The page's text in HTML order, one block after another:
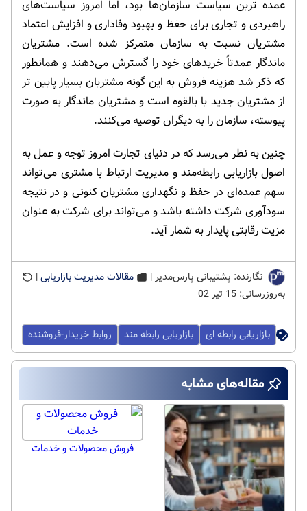
عمده ترین سیاست سازمان‌ها بود، اما امروز سیاست‌های
راهبردی و تجاری برای حفظ و بهبود وفاداری و افزایش اعتماد
مشتریان نسبت به سازمان متمرکز شده است. مشتریان
ماندگار عمدتاً خرید‌های خود را گسترش می‌دهند و همانطور
که ذکر شد هزینه فروش به این گونه مشتریان بسیار پایین تر
از مشتریان جدید یا بالقوه است و مشتریان ماندگار به صورت
پیوسته، سازمان را به دیگران توصیه می‌کنند.
چنین به نظر می‌رسد که در دنیای تجارت امروز توجه و عمل به
اصول بازاریابی رابطه‌مند و مدیریت ارتباط با مشتری می‌تواند
سهم عمده‌ای در حفظ و نگهداری مشتریان کنونی و در نتیجه
سودآوری شرکت داشته باشد و می‌تواند برای شرکت به عنوان
مزیت رقابتی پایدار به شمار آید.
نگارنده: پشتیبانی پارس‌مدیر | مقالات مدیریت بازاریابی|
به‌روزرسانی: 15 تیر 02
بازاریابی رابطه ای بازاریابی رابطه مند روابط خریدار-فروشنده
مقاله‌های مشابه
فروش محصولات و خدمات